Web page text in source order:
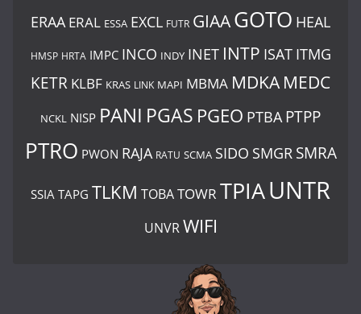
ERAA ERAL ESSA EXCL FUTR GIAAGOTO HEAL
HMSP HRTA IMPC INCO INDY INET INTP ISAT ITMG
KETR KLBF KRAS LINK MAPI MBMA MDKA MEDC
NCKL NISP PANI PGAS PGEO PTBA PTPP
PTRO PWON RAJA RATU SCMA SIDO SMGR SMRA
SSIA TAPG TLKM TOBATOWR TPIAUNTR
UNVR WIFI